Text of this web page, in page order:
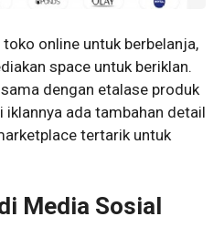
online untuk berbelanja,
space untuk beriklan.
dengan etalase produk
ada tambahan detail
tertarik untuk
Media Sosial